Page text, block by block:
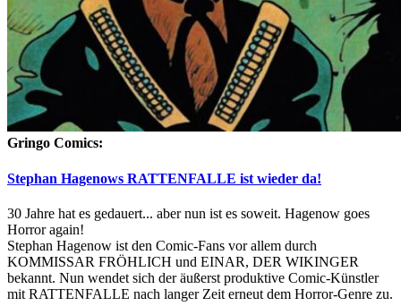
Gringo Comics:
Stephan Hagenows RATTENFALLE ist wieder da!
30 Jahre hat es gedauert... aber nun ist es soweit. Hagenow goes
Horror again!
Stephan Hagenow ist den Comic-Fans vor allem durch
KOMMISSAR FRÖHLICH und EINAR, DER WIKINGER
bekannt. Nun wendet sich der äußerst produktive Comic-Künstler
mit RATTENFALLE nach langer Zeit erneut dem Horror-Genre zu.